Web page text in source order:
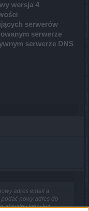
wersja 4
serwerów
serwerze
serwerze DNS
adres email a
nowy adres do
aktualny który już